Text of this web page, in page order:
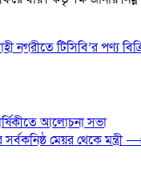
নগরীতে টিসিবি’র পণ্য
আলোচনা সভা
মেয়র থেকে মন্ত্রী